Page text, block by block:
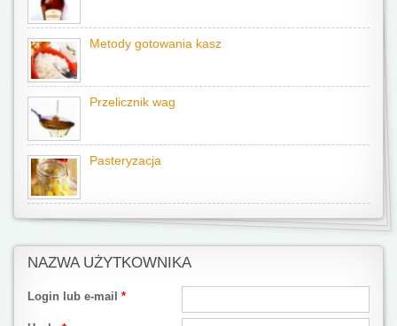
Metody gotowania kasz
Przelicznik wag
Pasteryzacja
NAZWA UŻYTKOWNIKA
Login lub e-mail *